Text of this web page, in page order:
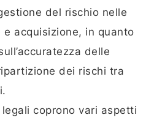
del rischio nelle
acquisizione, in quanto
delle
dei rischi tra
coprono vari aspetti